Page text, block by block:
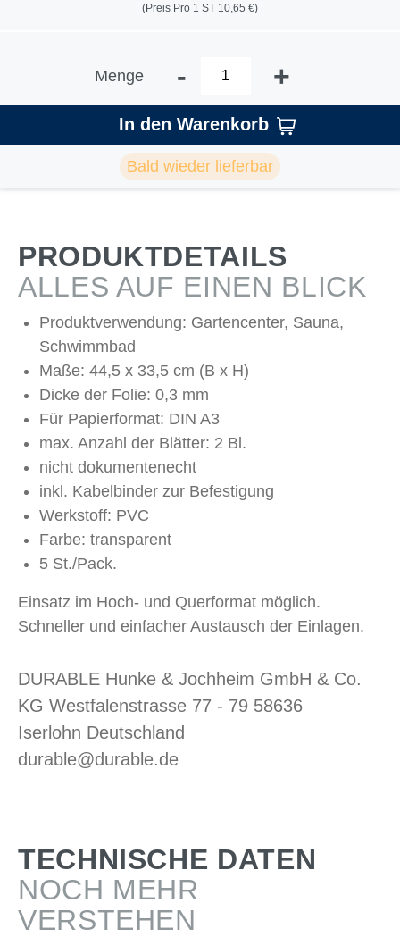
(Preis Pro 1 ST 10,65 €)
Menge - +
In den Warenkorb
Bald wieder lieferbar
PRODUKTDETAILS
ALLES AUF EINEN BLICK
Produktverwendung: Gartencenter, Sauna,
Schwimmbad
Maße: 44,5 x 33,5 cm (B x H)
Dicke der Folie: 0,3 mm
Für Papierformat: DIN A3
max. Anzahl der Blätter: 2 Bl.
nicht dokumentenecht
inkl. Kabelbinder zur Befestigung
Werkstoff: PVC
Farbe: transparent
5 St./Pack.
Einsatz im Hoch- und Querformat möglich.
Schneller und einfacher Austausch der Einlagen.
DURABLE Hunke & Jochheim GmbH & Co.
KG Westfalenstrasse 77 - 79 58636
Iserlohn Deutschland
durable@durable.de
TECHNISCHE DATEN
NOCH MEHR
VERSTEHEN